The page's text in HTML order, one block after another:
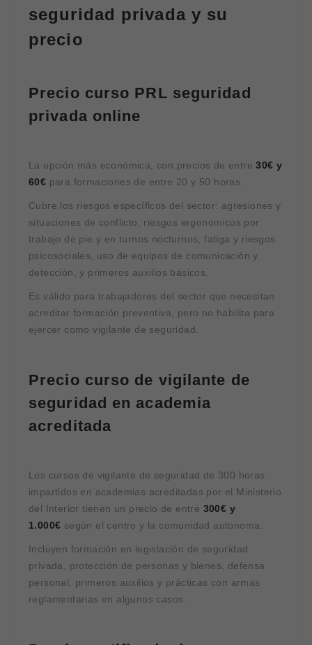
seguridad privada y su
precio
Precio curso PRL seguridad
privada online
La opción más económica, con precios de entre30€ y
60€ para formaciones de entre 20 y 50 horas.
Cubre los riesgos específicos del sector: agresiones y
situaciones de conflicto, riesgos ergonómicos por
trabajo de pie y en turnos nocturnos, fatiga y riesgos
psicosociales, uso de equipos de comunicación y
detección, y primeros auxilios básicos.
Es válido para trabajadores del sector que necesitan
acreditar formación preventiva, pero no habilita para
ejercer como vigilante de seguridad.
Precio curso de vigilante de
seguridad en academia
acreditada
Los cursos de vigilante de seguridad de 300 horas
impartidos en academias acreditadas por el Ministerio
del Interior tienen un precio de entre 300€ y
1.000€ según el centro y la comunidad autónoma.
Incluyen formación en legislación de seguridad
privada, protección de personas y bienes, defensa
personal, primeros auxilios y prácticas con armas
reglamentarias en algunos casos.